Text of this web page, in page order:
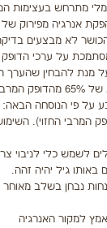
אנרגיה מפירוק של
החזוי.
לשמש כלי לניבוי
גיל יהיה זהה.
נבחן בשלב מאוחר
למקור האנרגיה